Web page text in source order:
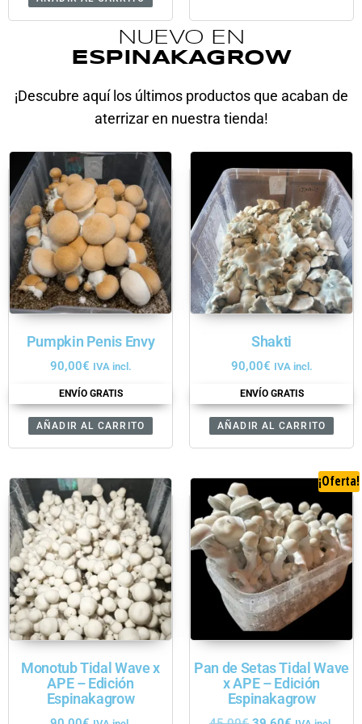
de 5
NUEVO EN
ESPINAKAGROW
¡Descubre aquí los últimos productos que acaban de
aterrizar en nuestra tienda!
Pumpkin Penis Envy
90,00€ IVA incl.
ENVÍO GRATIS
AÑADIR AL CARRITO
Shakti
90,00€ IVA incl.
ENVÍO GRATIS
AÑADIR AL CARRITO
Monotub Tidal Wave x
APE – Edición
Espinakagrow
¡Oferta!
Pan de Setas Tidal Wave
x APE – Edición
Espinakagrow